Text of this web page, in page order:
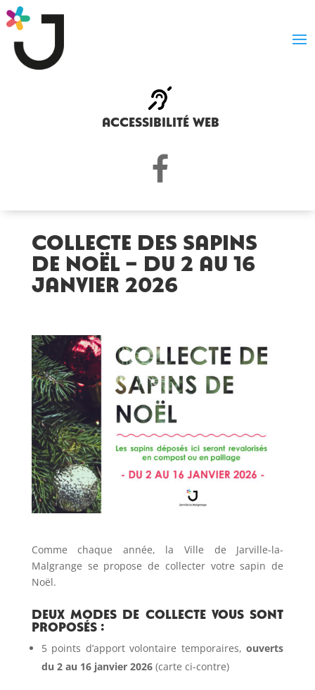
accessibilité web
Collecte des sapins
de Noël – Du 2 au 16
janvier 2026
Comme chaque année, la Ville de Jarville-la-
Malgrange se propose de collecter votre sapin de
Noël.
Deux modes de collecte vous sont
proposés :
5 points d’apport volontaire temporaires,ouverts
du 2 au 16 janvier 2026(carte ci-contre)